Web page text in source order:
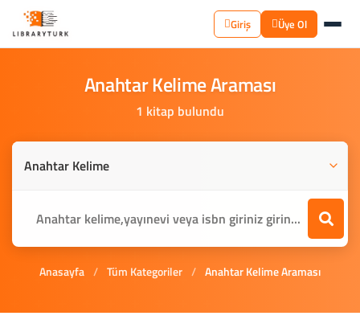
Giriş Üye Ol
AnahtarKelimeAraması
1 kitap bulundu
Anasayfa / Tüm Kategoriler / Anahtar Kelime Araması